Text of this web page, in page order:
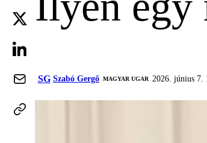
SG Szabó Gergő MAGYAR UGAR 2026. június 7.